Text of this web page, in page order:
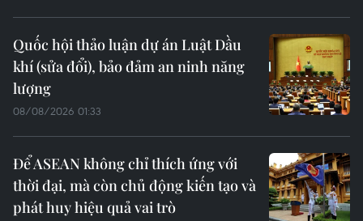
Quốc hội thảo luận dự án Luật Dầu
khí (sửa đổi), bảo đảm an ninh năng
lượng
08/08/2026 01:33
Để ASEAN không chỉ thích ứng với
thời đại, mà còn chủ động kiến tạo và
phát huy hiệu quả vai trò